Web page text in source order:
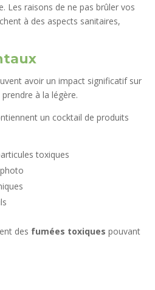
Les raisons de ne pas brûler vos
à des aspects sanitaires,
avoir un impact significatif sur
à la légère.
un cocktail de produits
toxiques
des fumées toxiques pouvant